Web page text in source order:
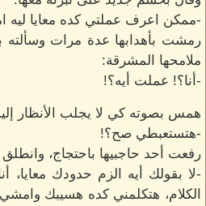
-ممكن اعرف عملتي كده معايا ليه
رمشت بأهدابها عدة مرات
ملامحها المشرقة:
-أنا؟! عملت أيه؟!
همس بصوته كي لا يجلب الأنظار
-هتستعبطي صح؟!
رفعت أحد حاجبيها باحتجاج،
-لا بقولك أيه الزم حدودك
الكلام، هتكلمني كده هسيبك